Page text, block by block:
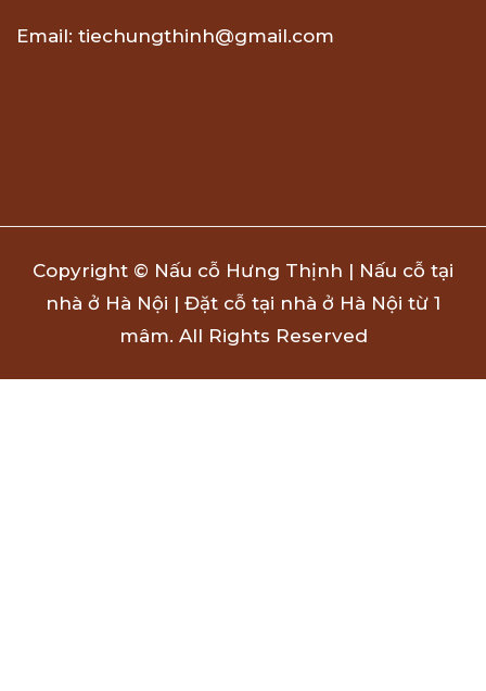
Email: tiechungthinh@gmail.com
Copyright © Nấu cỗ Hưng Thịnh | Nấu cỗ tại
nhà ở Hà Nội | Đặt cỗ tại nhà ở Hà Nội từ 1
mâm. All Rights Reserved